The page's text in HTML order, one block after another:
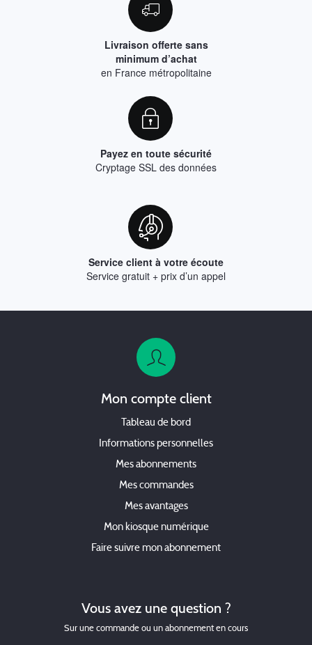
Livraison offerte sans
minimum d’achat
en France métropolitaine
Payez en toute sécurité
Cryptage SSL des données
Service client à votre écoute
Service gratuit + prix d’un appel
Mon compte client
Tableau de bord
Informations personnelles
Mes abonnements
Mes commandes
Mes avantages
Mon kiosque numérique
Faire suivre mon abonnement
Vous avez une question ?
Sur une commande ou un abonnement en cours